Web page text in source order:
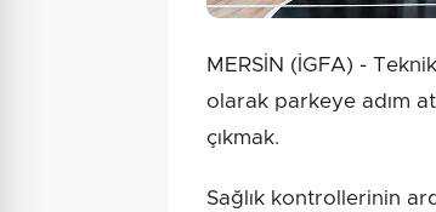
MERSİN (İGFA) -
olarak parkeye adım
çıkmak.
Sağlık kontrollerinin